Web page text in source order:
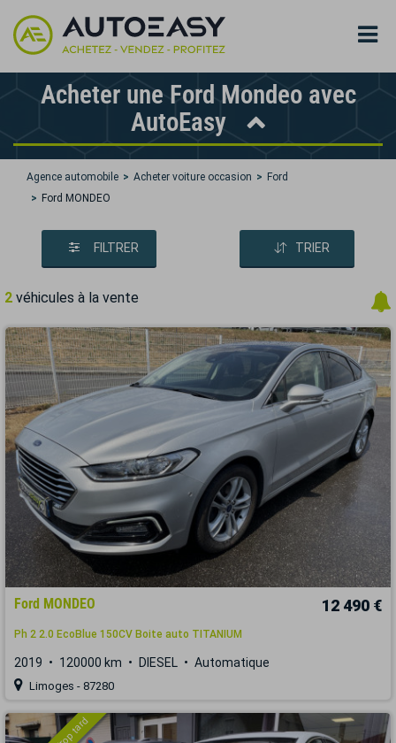
Acheter une Ford Mondeo avec
AutoEasy
Agence automobile Acheter voiture occasion
Ford
Ford MONDEO
FILTRER TRIER
2 véhicules à la vente
Ford MONDEO 12 490 €
Ph 2 2.0 EcoBlue 150CV Boite auto TITANIUM
2019 120000 km DIESEL Automatique
Limoges - 87280